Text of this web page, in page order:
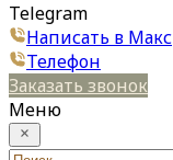
Telegram
Написать в Макс
Телефон
Заказать звонок
Меню